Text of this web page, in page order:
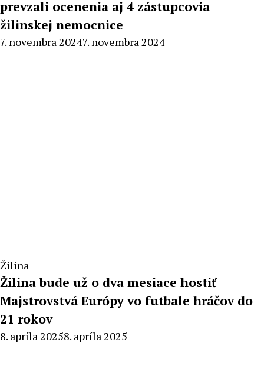
prevzali ocenenia aj 4 zástupcovia
žilinskej nemocnice
By
7. novembra 20247. novembra 2024
Žilina
Žilina bude už o dva mesiace hostiť
Majstrovstvá Európy vo futbale hráčov do
21 rokov
By
8. apríla 20258. apríla 2025